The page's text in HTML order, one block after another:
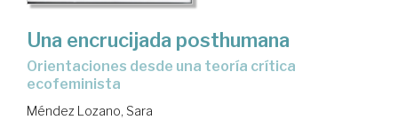
Una encrucijada posthumana
Orientaciones desde una teoría crítica
ecofeminista
Méndez Lozano, Sara